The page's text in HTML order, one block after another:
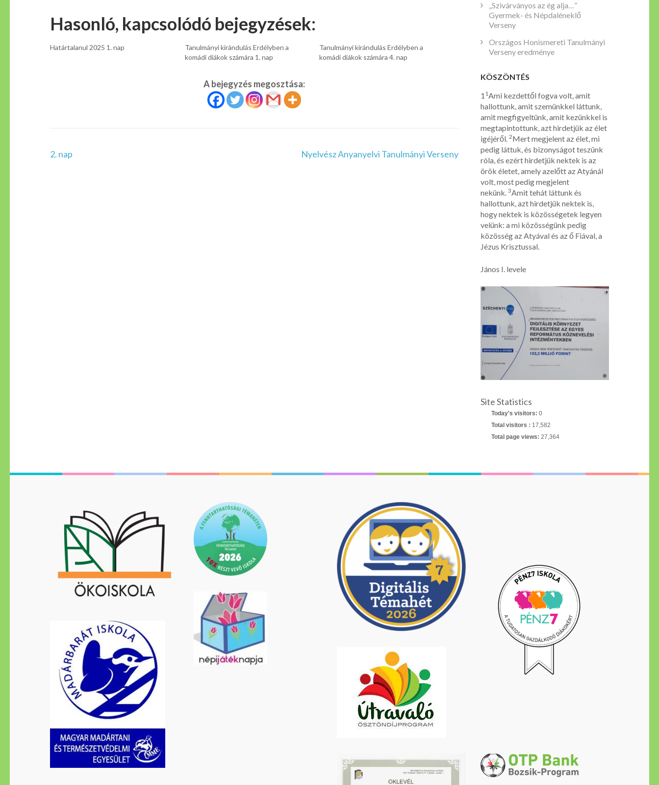
Hasonló, kapcsolódó bejegyzések:
Határtalanul 2025 1. nap
Tanulmányi kirándulás Erdélyben a
komádi diákok számára 1. nap
Tanulmányi kirándulás Erdélyben a
komádi diákok számára 4. nap
A bejegyzés megosztása:
Bejegyzés
2. nap Nyelvész Anyanyelvi Tanulmányi Verseny
„Szivárványos az ég alja…”
Gyermek- és Népdaléneklő
Verseny
Országos Honismereti Tanulmányi
Verseny eredménye
KÖSZÖNTÉS
1 1Ami kezdettől fogva volt, amit
hallottunk, amit szemünkkel láttunk,
amit megfigyeltünk, amit kezünkkel is
megtapintottunk, azt hirdetjük az élet
igéjéről. 2Mert megjelent az élet, mi
pedig láttuk, és bizonyságot teszünk
róla, és ezért hirdetjük nektek is az
örök életet, amely azelőtt az Atyánál
volt, most pedig megjelent
nekünk. 3Amit tehát láttunk és
hallottunk, azt hirdetjük nektek is,
hogy nektek is közösségetek legyen
velünk: a mi közösségünk pedig
közösség az Atyával és az ő Fiával, a
Jézus Krisztussal.
János I. levele
Site Statistics
Today's visitors: 0
Total visitors : 17,582
Total page views: 27,364